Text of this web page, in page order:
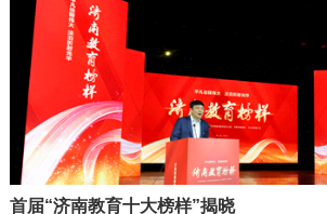
首届“济南教育十大榜样”揭晓